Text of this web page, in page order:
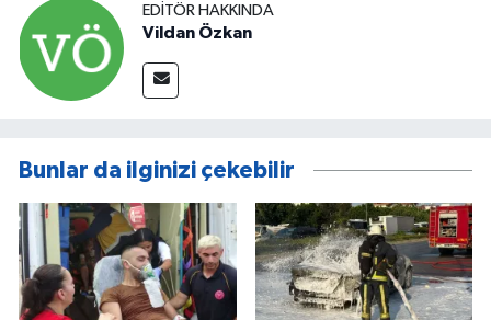
EDITÖR HAKKINDA
Vildan Özkan
Bunlar da ilginizi çekebilir